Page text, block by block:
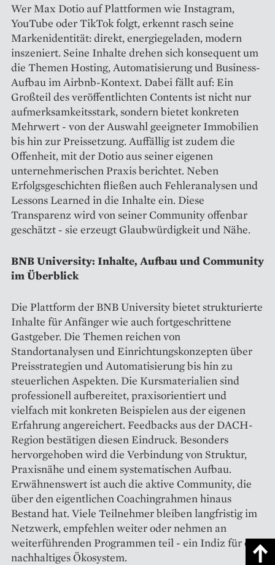
Wer Max Dotio auf Plattformen wie Instagram,
YouTube oder TikTok folgt, erkennt rasch seine
Markenidentität: direkt, energiegeladen, modern
inszeniert. Seine Inhalte drehen sich konsequent um
die Themen Hosting, Automatisierung und Business-
Aufbau im Airbnb-Kontext. Dabei fällt auf: Ein
Großteil des veröffentlichten Contents ist nicht nur
aufmerksamkeitsstark, sondern bietet konkreten
Mehrwert - von der Auswahl geeigneter Immobilien
bis hin zur Preissetzung. Auffällig ist zudem die
Offenheit, mit der Dotio aus seiner eigenen
unternehmerischen Praxis berichtet. Neben
Erfolgsgeschichten fließen auch Fehleranalysen und
Lessons Learned in die Inhalte ein. Diese
Transparenz wird von seiner Community offenbar
geschätzt - sie erzeugt Glaubwürdigkeit und Nähe.
BNB University: Inhalte, Aufbau und Community
im Überblick
Die Plattform der BNB University bietet strukturierte
Inhalte für Anfänger wie auch fortgeschrittene
Gastgeber. Die Themen reichen von
Standortanalysen und Einrichtungskonzepten über
Preisstrategien und Automatisierung bis hin zu
steuerlichen Aspekten. Die Kursmaterialien sind
professionell aufbereitet, praxisorientiert und
vielfach mit konkreten Beispielen aus der eigenen
Erfahrung angereichert. Feedbacks aus der DACH-
Region bestätigen diesen Eindruck. Besonders
hervorgehoben wird die Verbindung von Struktur,
Praxisnähe und einem systematischen Aufbau.
Erwähnenswert ist auch die aktive Community, die
über den eigentlichen Coachingrahmen hinaus
Bestand hat. Viele Teilnehmer bleiben langfristig im
Netzwerk, empfehlen weiter oder nehmen an
weiterführenden Programmen teil - ein Indiz für ein
nachhaltiges Ökosystem.